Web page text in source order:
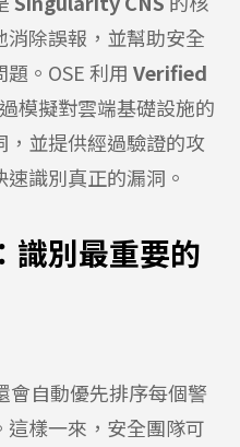
除誤報，並幫助安全
。OSE 利用 Verified
模擬對雲端基礎設施的
並提供經過驗證的攻
識別真正的漏洞。
識別最重要的
會自動優先排序每個警
樣一來，安全團隊可